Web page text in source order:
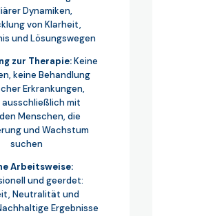
Dynamiken,
von Klarheit,
und Lösungswegen
zur Therapie:Keine
keine Behandlung
Erkrankungen,
mit
Menschen, die
und Wachstum
suchen
Arbeitsweise:
und geerdet:
Neutralität und
Ergebnisse